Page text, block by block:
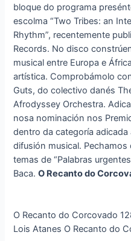
bloque do programa
escolma “Two Tribes: an
Rhythm”, recentemente
Records. No disco
musical entre Europa e
artística. Comprobámolo
Guts, do colectivo danés
Afrodyssey Orchestra.
nosa nominación nos
dentro da categoría
difusión musical.
temas de “Palabras
Baca.O Recanto do
O Recanto do Corcovado
Lois Atanes O Recanto do